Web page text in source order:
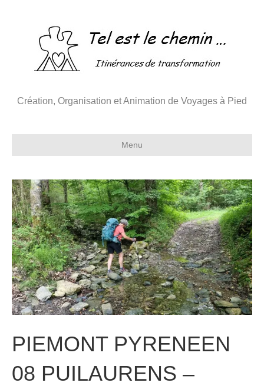
Création, Organisation et Animation de Voyages à Pied
Menu
PIEMONT PYRENEEN
08 PUILAURENS –